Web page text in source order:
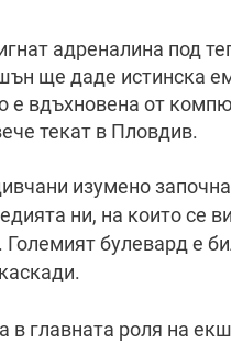
адреналина под
ще даде истинска
е вдъхновена от
текат в Пловдив.
изумено
ни, на които се
булевард е
главната роля на